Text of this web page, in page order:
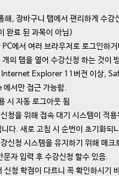
, 장바구니 탭에서 편리하게 수강
완료 된 과목이 아님)
에서 여러 브라우저로 로그인하
의 탭을 열어 수강신청 하는 것이
Explorer 11버전 이상,
서만 접근 가능함.
시 자동 로그아웃 됨
청을 위해 접속 대기 시스템이 적
다. 새로 고침 시 순번이 초기화되
신청 시스템을 유지하기 위해 매
자 입력 후 수강신청 할수 있음.
신청 학점이 다르니 꼭 확인하시기